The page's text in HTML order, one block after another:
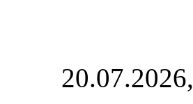
20.07.2026,